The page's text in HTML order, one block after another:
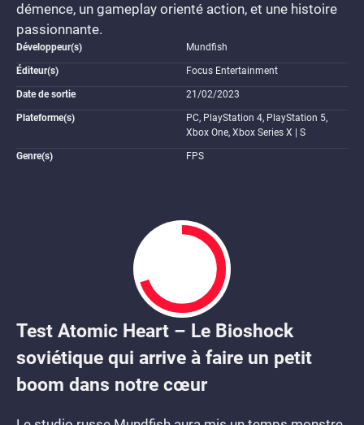
démence, un gameplay orienté action, et une histoire
passionnante.
Développeur(s) Mundfish
Éditeur(s) Focus Entertainment
Date de sortie 21/02/2023
Plateforme(s)
PC, PlayStation 4, PlayStation 5,
Xbox One, Xbox Series X | S
Genre(s) FPS
7
Test Atomic Heart – Le Bioshock
soviétique qui arrive à faire un petit
boom dans notre cœur